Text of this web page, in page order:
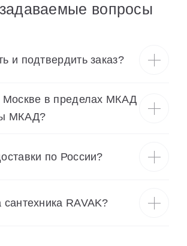
вопросы
и подтвердить заказ?
Москве в пределах МКАД
МКАД?
по России?
RAVAK?